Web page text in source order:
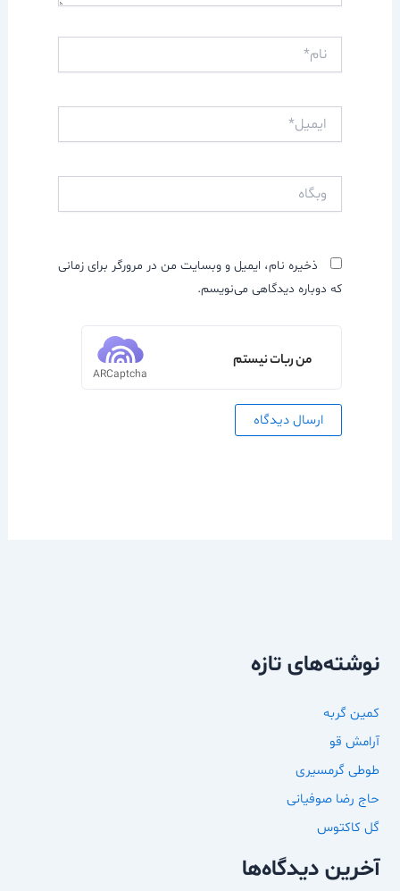
ذخیره نام، ایمیل و وبسایت من در مرورگر برای زمانی
که دوباره دیدگاهی می‌نویسم.
من ربات نیستم
ARCaptcha
نوشته‌های تازه
کمین گربه
آرامش قو
طوطی گرمسیری
حاج رضا صوفیانی
گل کاکتوس
آخرین دیدگاه‌ها